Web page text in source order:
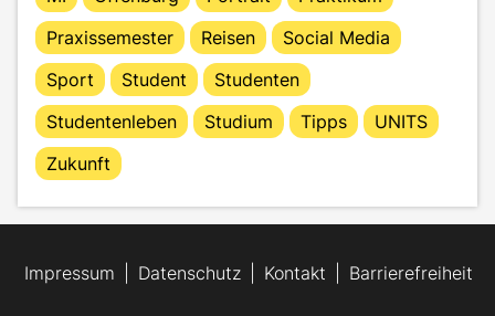
Praxissemester
Reisen
Social Media
Sport
Student
Studenten
Studentenleben
Studium Tipps
UNITS
Zukunft
Impressum Datenschutz Kontakt Barrierefreiheit